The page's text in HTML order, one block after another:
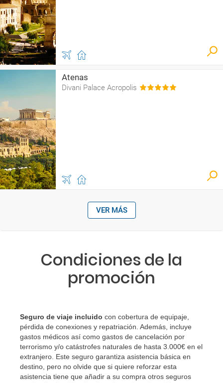
Atenas
Divani Palace Acropolis
VER MÁS
Condiciones de la
promoción
Seguro de viaje incluido con cobertura de equipaje,
pérdida de conexiones y repatriación. Además, incluye
gastos médicos así como gastos de cancelación por
terrorismo y/o catástrofes naturales de hasta 3.000€ en el
extranjero. Este seguro garantiza asistencia básica en
destino, pero no olvide que si quiere reforzar esta
asistencia tiene que añadir a su compra otros seguros